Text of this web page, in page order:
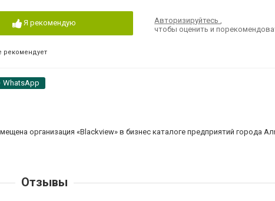
Я рекомендую
рекомендует
Авторизируйтесь,
чтобы оценить и
WhatsApp
организация «Blackview» в бизнес каталоге предприятий города
Отзывы